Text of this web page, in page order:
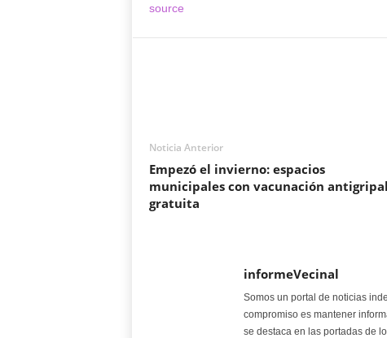
source
Noticia Anterior
Empezó el invierno: espacios
municipales con vacunación antigripal
gratuita
informeVecinal
Somos un portal de noticias
compromiso es mantener
se destaca en las portadas de